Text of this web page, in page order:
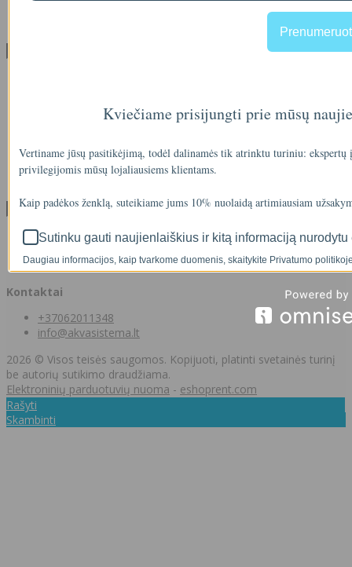
Prekių grąžinimai
Dovanų kuponai
Svetainės medis
Klientams
Klientams
Norų sąrašas
Kontaktai
+37062011348
info@akvasistema.lt
2026 © Visos teisės saugomos. Kopijuoti, platinti svetainės turinį
be autorių sutikimo draudžiama.
Elektroninių parduotuvių nuoma - eshoprent.com
Rašyti
Skambinti
Kviečiame prisijungti prie mūsų
Vertiname jūsų pasitikėjimą, todėl dalinamės tik atrinktu turiniu:
privilegijomis mūsų lojaliausiems klientams.
Kaip padėkos ženklą, suteikiame jums 10% nuolaidą artimiausiam
Sutinku gauti naujienlaiškius ir kitą informaciją
Daugiau informacijos, kaip tvarkome duomenis, skaitykite Privatumo